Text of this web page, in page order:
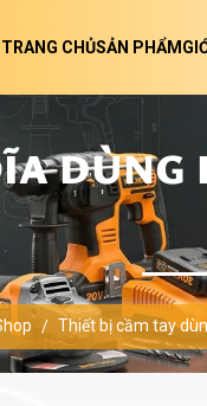
TRANG CHỦSẢN PHẨM
DÙNG
/ Thiết bị cầm tay